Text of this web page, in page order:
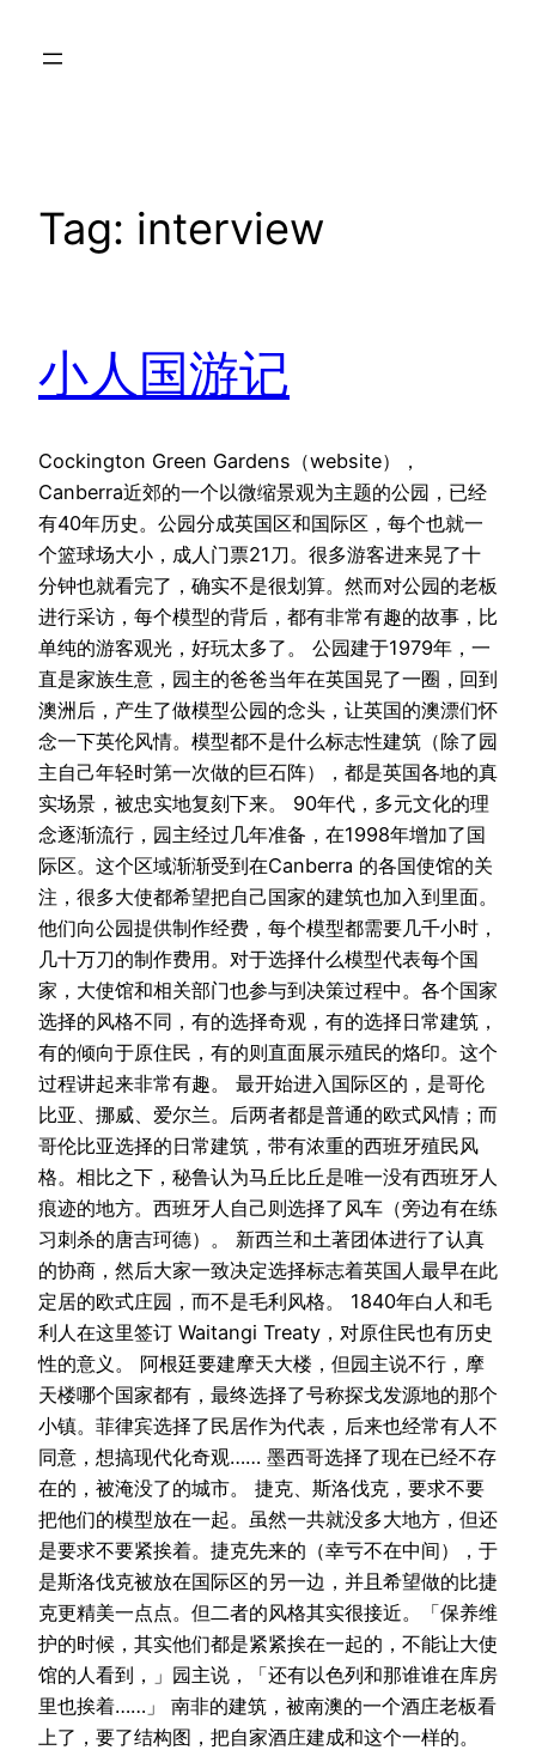
Tag: interview
小人国游记
Cockington Green Gardens（website），
Canberra近郊的一个以微缩景观为主题的公园，已经
有40年历史。公园分成英国区和国际区，每个也就一
个篮球场大小，成人门票21刀。很多游客进来晃了十
分钟也就看完了，确实不是很划算。然而对公园的老板
进行采访，每个模型的背后，都有非常有趣的故事，比
单纯的游客观光，好玩太多了。 公园建于1979年，一
直是家族生意，园主的爸爸当年在英国晃了一圈，回到
澳洲后，产生了做模型公园的念头，让英国的澳漂们怀
念一下英伦风情。模型都不是什么标志性建筑（除了园
主自己年轻时第一次做的巨石阵），都是英国各地的真
实场景，被忠实地复刻下来。 90年代，多元文化的理
念逐渐流行，园主经过几年准备，在1998年增加了国
际区。这个区域渐渐受到在Canberra 的各国使馆的关
注，很多大使都希望把自己国家的建筑也加入到里面。
他们向公园提供制作经费，每个模型都需要几千小时，
几十万刀的制作费用。对于选择什么模型代表每个国
家，大使馆和相关部门也参与到决策过程中。各个国家
选择的风格不同，有的选择奇观，有的选择日常建筑，
有的倾向于原住民，有的则直面展示殖民的烙印。这个
过程讲起来非常有趣。 最开始进入国际区的，是哥伦
比亚、挪威、爱尔兰。后两者都是普通的欧式风情；而
哥伦比亚选择的日常建筑，带有浓重的西班牙殖民风
格。相比之下，秘鲁认为马丘比丘是唯一没有西班牙人
痕迹的地方。西班牙人自己则选择了风车（旁边有在练
习刺杀的唐吉珂德）。 新西兰和土著团体进行了认真
的协商，然后大家一致决定选择标志着英国人最早在此
定居的欧式庄园，而不是毛利风格。 1840年白人和毛
利人在这里签订 Waitangi Treaty，对原住民也有历史
性的意义。 阿根廷要建摩天大楼，但园主说不行，摩
天楼哪个国家都有，最终选择了号称探戈发源地的那个
小镇。菲律宾选择了民居作为代表，后来也经常有人不
同意，想搞现代化奇观…… 墨西哥选择了现在已经不存
在的，被淹没了的城市。 捷克、斯洛伐克，要求不要
把他们的模型放在一起。虽然一共就没多大地方，但还
是要求不要紧挨着。捷克先来的（幸亏不在中间），于
是斯洛伐克被放在国际区的另一边，并且希望做的比捷
克更精美一点点。但二者的风格其实很接近。「保养维
护的时候，其实他们都是紧紧挨在一起的，不能让大使
馆的人看到，」园主说，「还有以色列和那谁谁在库房
里也挨着……」 南非的建筑，被南澳的一个酒庄老板看
上了，要了结构图，把自家酒庄建成和这个一样的。